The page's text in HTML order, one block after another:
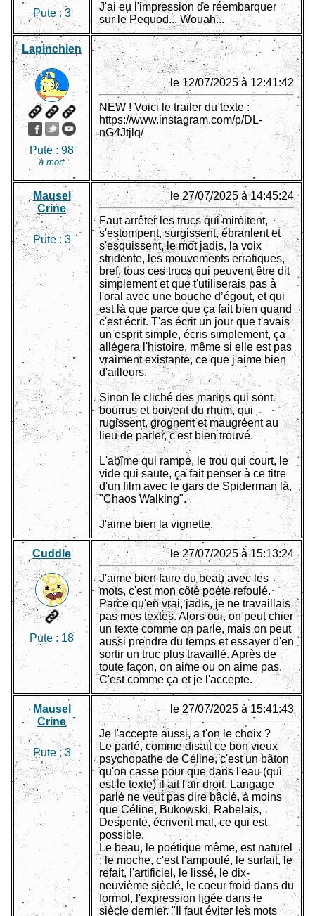
Pute : 3
J'ai eu l'impression de réembarquer
sur le Pequod... Wouah...
Lapinchien
Pute : 98
à mort
le 12/07/2025 à 12:41:42
NEW ! Voici le trailer du texte :
https://www.instagram.com/p/DL-
nG4Jtjlq/
Mausel
Crine
Pute :3
le 27/07/2025 à 14:45:24
Faut arrêter les trucs qui miroitent,
s'estompent, surgissent, ébranlent et
s'esquissent, le mot jadis, la voix
stridente, les mouvements erratiques,
bref, tous ces trucs qui peuvent être dit
simplement et que t'utiliserais pas à
l'oral avec une bouche d’égout, et qui
est là que parce que ça fait bien quand
c'est écrit. T'as écrit un jour que t'avais
un esprit simple, écris simplement, ça
allégera l'histoire, même si elle est pas
vraiment existante, ce que j'aime bien
d'ailleurs.
Sinon le cliché des marins qui sont
bourrus et boivent du rhum, qui
rugissent, grognent et maugréent au
lieu de parler, c'est bien trouvé.
L'abîme qui rampe, le trou qui court, le
vide qui saute, ça fait penser à ce titre
d'un film avec le gars de Spiderman là,
"Chaos Walking".
J'aime bien la vignette.
Cuddle
Pute : 18
le 27/07/2025 à 15:13:24
J'aime bien faire du beau avec les
mots, c'est mon côté poète refoulé.
Parce qu'en vrai, jadis, je ne travaillais
pas mes textes. Alors oui, on peut chier
un texte comme on parle, mais on peut
aussi prendre du temps et essayer d'en
sortir un truc plus travaillé. Après de
toute façon, on aime ou on aime pas.
C'est comme ça et je l'accepte.
Mausel
Crine
Pute :3
le 27/07/2025 à 15:41:43
Je l'accepte aussi, a t'on le choix ?
Le parlé, comme disait ce bon vieux
psychopathe de Céline, c'est un bâton
qu'on casse pour que dans l'eau (qui
est le texte) il ait l'air droit. Langage
parlé ne veut pas dire bâclé, à moins
que Céline, Bukowski, Rabelais,
Despente, écrivent mal, ce qui est
possible.
Le beau, le poétique même, est naturel
; le moche, c'est l'ampoulé, le surfait, le
refait, l'artificiel, le lissé, le dix-
neuvième sièclé, le coeur froid dans du
formol, l'expression figée dans le
siècle dernier. "Il faut éviter les mots